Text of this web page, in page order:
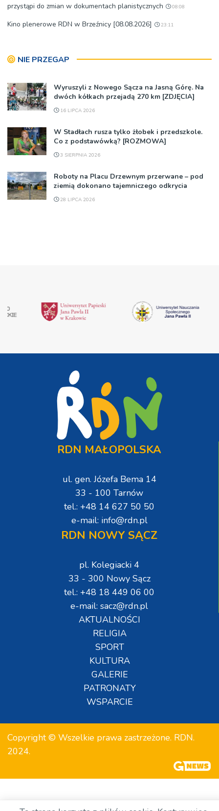
przystąpi do zmian w dokumentach planistycznych
08:08
Kino plenerowe RDN w Brzeźnicy [08.08.2026] 23:11
NIE PRZEGAP
Wyruszyli z Nowego Sącza na Jasną Górę. Na
dwóch kółkach przejadą 270 km [ZDJĘCIA]
16 LIPCA 2026
W Stadłach rusza tylko żłobek i przedszkole.
Co z podstawówką? [ROZMOWA]
3 SIERPNIA 2026
Roboty na Placu Drzewnym przerwane – pod
ziemią dokonano tajemniczego odkrycia
28 LIPCA 2026
RDN MAŁOPOLSKA
ul. gen. Józefa Bema 14
33 - 100 Tarnów
tel.: +48 14 627 50 50
e-mail: info@rdn.pl
RDN NOWY SĄCZ
pl. Kolegiacki 4
33 - 300 Nowy Sącz
tel.: +48 18 449 06 00
e-mail: sacz@rdn.pl
AKTUALNOŚCI
RELIGIA
SPORT
KULTURA
GALERIE
PATRONATY
WSPARCIE
Copyright © Wszelkie prawa zastrzeżone. RDN.
2024.